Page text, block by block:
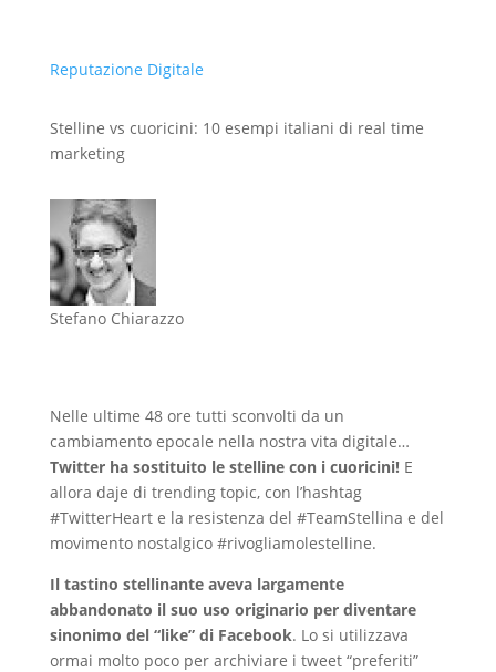
Reputazione Digitale
Stelline vs cuoricini: 10 esempi italiani di real time
marketing
Stefano Chiarazzo
Nelle ultime 48 ore tutti sconvolti da un
cambiamento epocale nella nostra vita digitale…
Twitter ha sostituito le stelline con i cuoricini!E
allora daje di trending topic, con l’hashtag
#TwitterHeart e la resistenza del #TeamStellina e del
movimento nostalgico #rivogliamolestelline.
Il tastino stellinante aveva largamente
abbandonato il suo uso originario per diventare
sinonimo del “like” di Facebook. Lo si utilizzava
ormai molto poco per archiviare i tweet “preferiti”